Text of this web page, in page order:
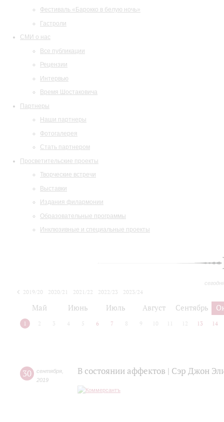
Фестиваль «Барокко в белую ночь»
Гастроли
СМИ о нас
Все публикации
Рецензии
Интервью
Время Шостаковича
Партнеры
Наши партнеры
Фотогалерея
Стать партнером
Просветительские проекты
Творческие встречи
Выставки
Издания филармонии
Образовательные программы
Инклюзивные и специальные проекты
2019/20 2020/21 2021/22 2022/23
2023/24
Май Июнь Июль Август Сентябрь
1 2 3 4 5 6 7 8 9 10 12 13 14
30 сентября
2019
В состоянии аффектов | Сэр Джон